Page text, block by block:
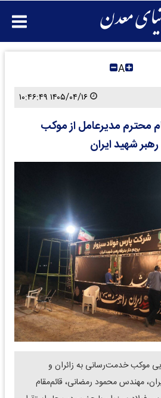
A
محترم مدیرعامل از موکب
شهید ایران
موکب خدمت‌رسانی به زائران و
مهندس محمود رمضانی، قائم‌مقام